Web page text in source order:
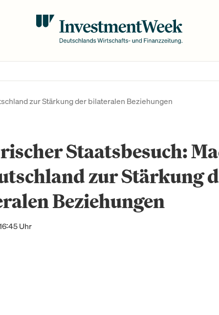
zur Stärkung der bilateralen Beziehungen
Staatsbesuch:
zur Stärkung
Beziehungen
Uhr